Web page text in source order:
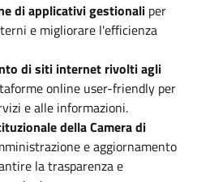
di applicativi gestionali per
e migliorare l'efficienza
di siti internet rivolti agli
online user-friendly per
e alle informazioni.
della Camera di
e aggiornamento
la trasparenza e